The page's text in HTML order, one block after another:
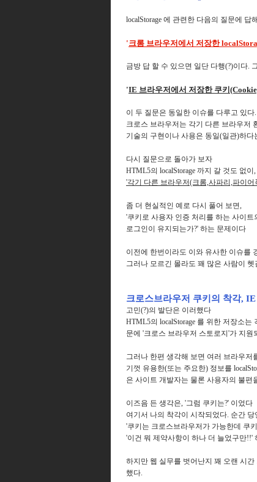
localStorage 에 관련한 다음의 질문에 답
'크롬 브라우저에서 저장한
금방 답 할 수 있으면 일단 다행(?)이다.
'IE 브라우저에서 저장한 쿠키
이 두 질문은 동일한 이슈를 다루고 있다
크로스 브라우저는 각기 다른 브라우저
기술의 구현이나 사용은 동일(일관)하다
다시 질문으로 돌아가 보자
HTML5의 localStorage 까지 갈 것도 없
'각기 다른 브라우저(크롬,사파리,파이
좀 더 현실적인 예로 다시 풀어 보면,
'쿠키로 사용자 인증 처리를 하는 사이
로그인이 유지되는가?' 하는 문제이다
이전에 한번이라도 이와 유사한 이슈를
그러나 모르긴 몰라도 꽤 많은 사람이
크로스브라우저 쿠키의 착각,
고민(?)의 발단은 이러했다
HTML5의 localStorage 를 위한 저장소
문에 '크로스 브라우저 스토로지'가 지
그러나 한편 생각해 보면 여러 브라우
기껏 유용한(또는 주요한) 정보를
은 사이트 개발자는 물론 사용자의 불편
이즈음 든 생각은, '그럼 쿠키는?' 이었다
여기서 나의 착각이 시작되었다. 순간
'쿠키는 크로스브라우저가 가능한데 쿠
'이건 뭐 제약사항이 하나 더 늘었구만!!'
하지만 웹 실무를 벗어난지 꽤 오랜 시
했다.